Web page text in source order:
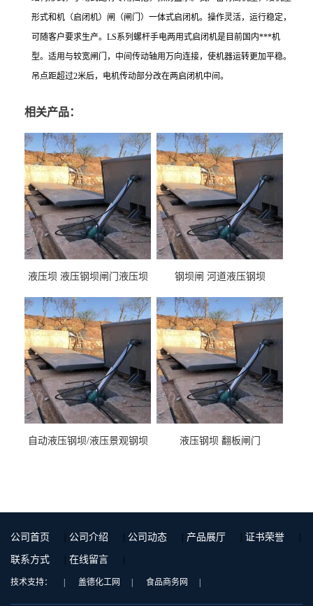
形式和机（启闭机）闸（闸门）一体式启闭机。操作灵活，运行稳定，
可随客户要求生产。LS系列螺杆手电两用式启闭机是目前国内***机
型。适用与较宽闸门，中间传动轴用万向连接，使机器运转更加平稳。
吊点距超过2米后，电机传动部分改在两启闭机中间。
相关产品：
液压坝 液压钢坝闸门液压坝
钢坝闸 河道液压钢坝
自动液压钢坝/液压景观钢坝 液压钢坝 翻板闸门
公司首页 公司介绍 公司动态 产品展厅 证书荣誉
联系方式 在线留言
技术支持： 盖德化工网 食品商务网